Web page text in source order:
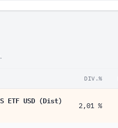
DIV.%
ETF USD (Dist)
2,01 %